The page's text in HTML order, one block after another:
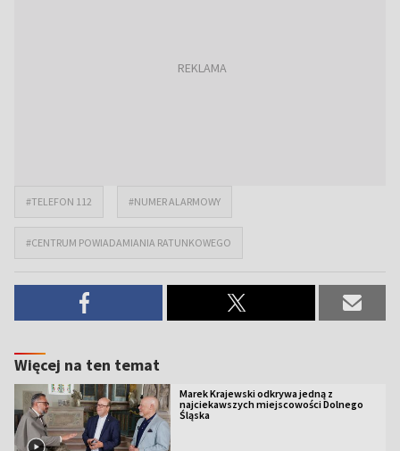
#TELEFON 112 #NUMER ALARMOWY
#CENTRUM POWIADAMIANIA RATUNKOWEGO
Więcej na ten temat
Marek Krajewski odkrywa jedną z
najciekawszych miejscowości Dolnego
Śląska